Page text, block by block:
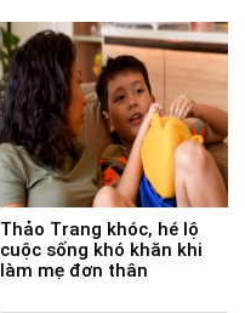
Thảo Trang khóc, hé lộ
cuộc sống khó khăn khi
làm mẹ đơn thân